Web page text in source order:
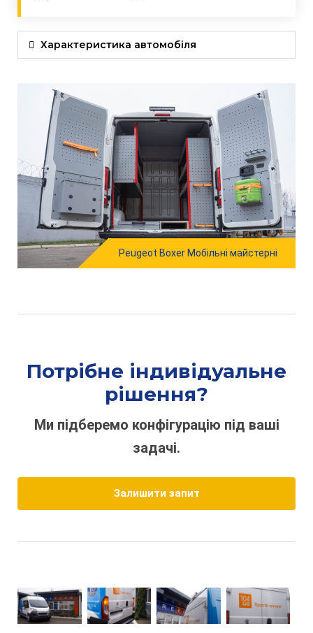
Характеристика автомобіля
Peugeot Boxer Мобільні майстерні
Потрібне індивідуальне
рішення?
Ми підберемо конфігурацію під ваші
задачі.
Залишити запит